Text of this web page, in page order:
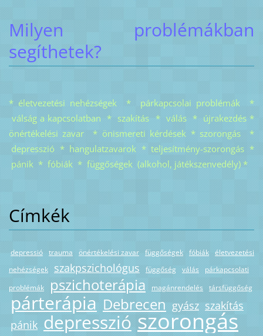
Milyen problémákban
segíthetek?
* életvezetési nehézségek * párkapcsolai problémák *
válság a kapcsolatban * szakítás * válás * újrakezdés *
önértékelési zavar * önismereti kérdések * szorongás *
depresszió * hangulatzavarok * teljesítmény-szorongás *
pánik * fóbiák * függőségek (alkohol, játékszenvedély) *
Címkék
depressió trauma önértékelési zavar függőségek fóbiák életvezetési
nehézségek szakpszichológus függőség válás
párkapcsolati
problémák
pszichoterápia magánrendelés társfüggőség
párterápia Debrecen gyász szakítás
pánik depresszió szorongás